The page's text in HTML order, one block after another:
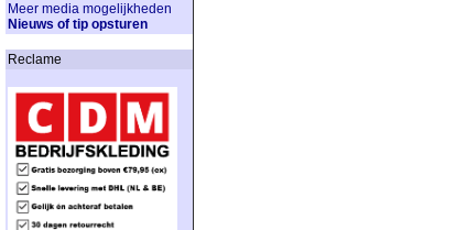
Meer media mogelijkheden
Nieuws of tip opsturen
Reclame